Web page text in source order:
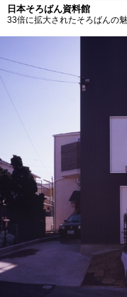
日本そろばん資料館
33倍に拡大されたそろばんの